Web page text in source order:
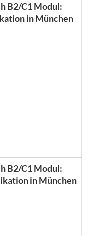
B2/C1 Modul:
in München
B2/C1 Modul:
in München